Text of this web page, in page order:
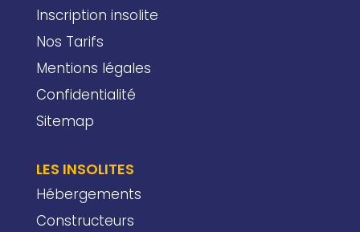
Inscription insolite
Nos Tarifs
Mentions légales
Confidentialité
Sitemap
LES INSOLITES
Hébergements
Constructeurs